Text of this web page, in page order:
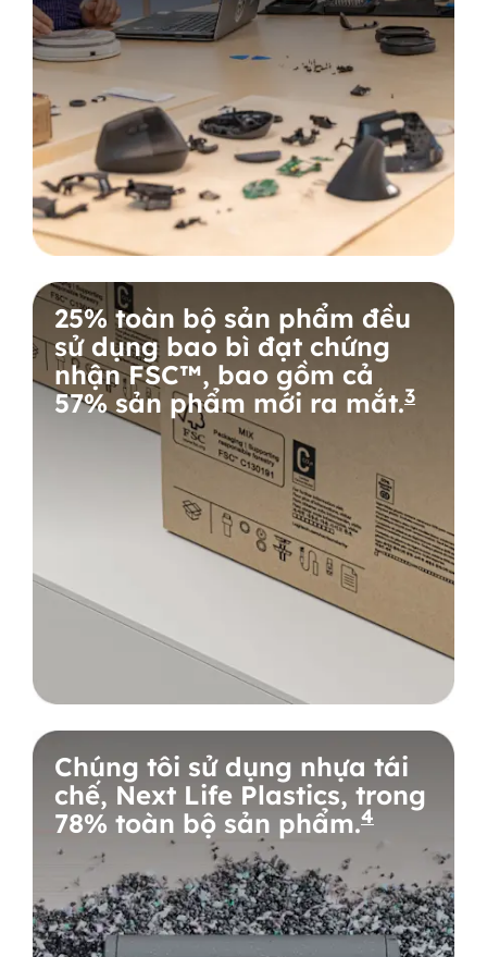
25% toàn bộ sản phẩm đều
sử dụng bao bì đạt chứng
nhận FSC™, bao gồm cả
57% sản phẩm mới ra mắt.3
Chúng tôi sử dụng nhựa tái
chế, Next Life Plastics, trong
78% toàn bộ sản phẩm.4